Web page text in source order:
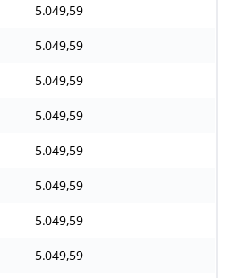
5.049,59
5.049,59
5.049,59
5.049,59
5.049,59
5.049,59
5.049,59
5.049,59